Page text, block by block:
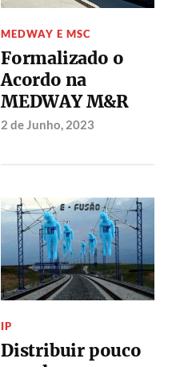
MEDWAY E MSC
Formalizado o
Acordo na
MEDWAY M&R
2 de Junho, 2023
IP
Distribuir pouco